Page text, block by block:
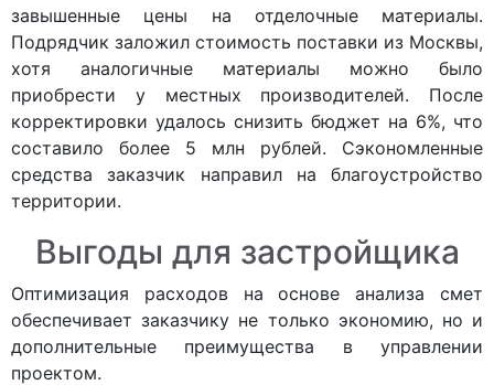
завышенные цены на отделочные материалы.
Подрядчик заложил стоимость поставки из Москвы,
хотя аналогичные материалы можно было
приобрести у местных производителей. После
корректировки удалось снизить бюджет на 6%, что
составило более 5 млн рублей. Сэкономленные
средства заказчик направил на благоустройство
территории.
Выгоды для застройщика
Оптимизация расходов на основе анализа смет
обеспечивает заказчику не только экономию, но и
дополнительные преимущества в управлении
проектом.